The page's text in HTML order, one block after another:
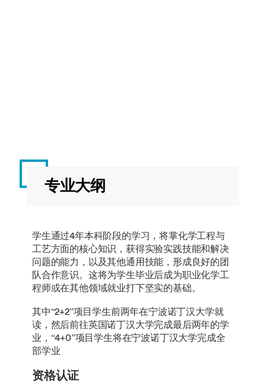
专业大纲
学生通过4年本科阶段的学习，将掌化学工程与
工艺方面的核心知识，获得实验实践技能和解决
问题的能力，以及其他通用技能，形成良好的团
队合作意识。这将为学生毕业后成为职业化学工
程师或在其他领域就业打下坚实的基础。
其中“2+2”项目学生前两年在宁波诺丁汉大学就
读，然后前往英国诺丁汉大学完成最后两年的学
业，“4+0”项目学生将在宁波诺丁汉大学完成全
部学业
资格认证